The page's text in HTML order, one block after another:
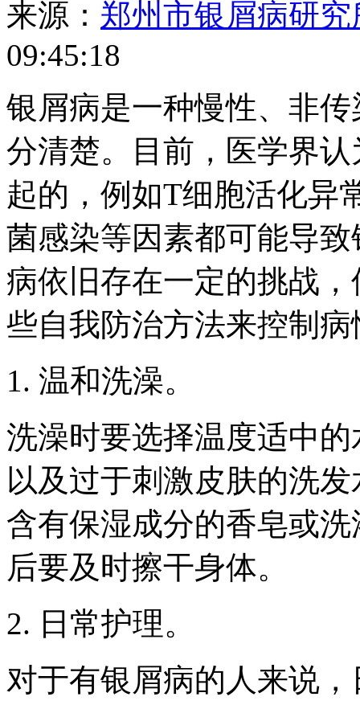
来源： 郑州市银屑病研
09:45:18
银屑病是一种慢性、非
分清楚。目前，医学界
起的，例如T细胞活化异
菌感染等因素都可能导
病依旧存在一定的挑战
些自我防治方法来控制
1. 温和洗澡。
洗澡时要选择温度适中
以及过于刺激皮肤的洗
含有保湿成分的香皂或
后要及时擦干身体。
2. 日常护理。
对于有银屑病的人来说